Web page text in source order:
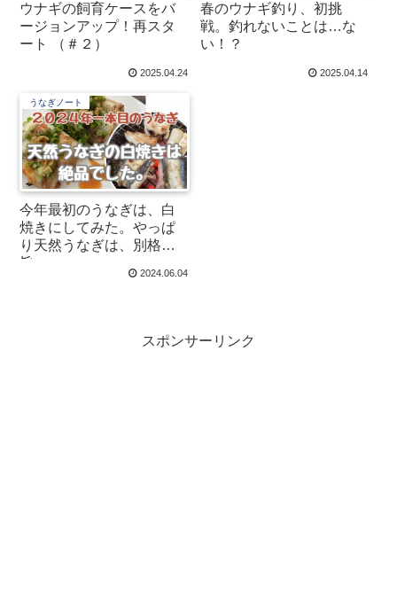
ウナギの飼育ケースをバ
ージョンアップ！再スタ
ート （＃２）
2025.04.24
春のウナギ釣り、初挑
戦。釣れないことは…な
い！？
2025.04.14
うなぎノート
今年最初のうなぎは、白
焼きにしてみた。やっぱ
り天然うなぎは、別格に
旨い。
2024.06.04
スポンサーリンク